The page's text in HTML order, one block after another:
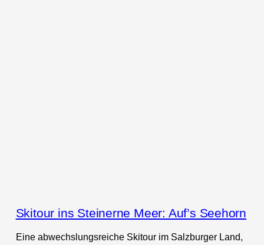
Skitour ins Steinerne Meer: Auf’s Seehorn
Eine abwechslungsreiche Skitour im Salzburger Land,